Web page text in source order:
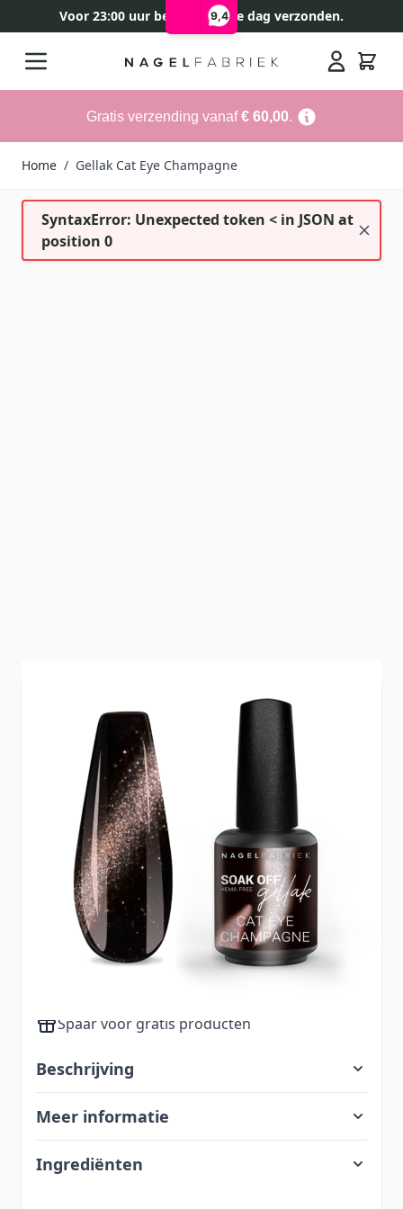
9,4
Voor 23:00 uur besteld, zelfde dag verzonden.
Gratis verzending vanaf€ 60,00.
Home / Gellak Cat Eye Champagne
SyntaxError: Unexpected token < in JSON at
position 0
Zacht champagne met een fijne, sprankelende
cat eye glow—licht, fris en meteen feestelijk.
Cat Eye Champagne
geeft elke manicure een
elegante touch zonder te overheersen.
13,99
Excl. BTW: 11,56
Voor 23.00 uur besteld, zelfde dag verzonden
Spaar voor gratis producten
Beschrijving
Meer informatie
Ingrediënten